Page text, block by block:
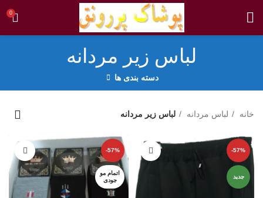
0
لباس زیر مردانه
دسته بندی ها
خانه لباس مردانه لباس زیر مردانه
-57%
جدید
-57%
اتمام مو
جودی